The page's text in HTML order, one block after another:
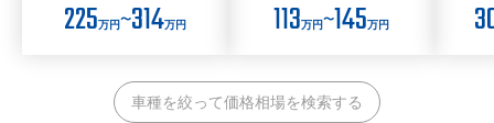
225万円〜314万円 113万円〜145万円
車種を絞って価格相場を検索する